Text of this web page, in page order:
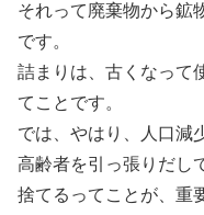
それって廃棄物から鉱
です。
詰まりは、古くなって
てことです。
では、やはり、人口減
高齢者を引っ張りだし
捨てるってことが、重